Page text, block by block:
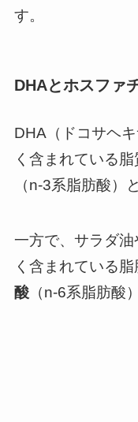
す。
DHAとホスファ
DHA（ドコサヘ
く含まれている脂
（n-3系脂肪酸）
一方で、サラダ
く含まれている脂
酸（n-6系脂肪酸